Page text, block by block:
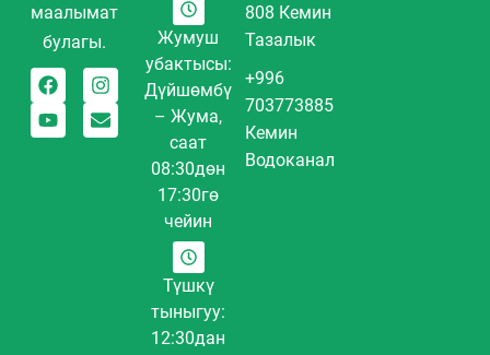
маалымат
булагы.
Жумуш
убактысы:
Дүйшөмбү
– Жума,
саат
08:30дөн
17:30гө
чейин
Түшкү
тыныгуу:
12:30дан
808 Кемин
Тазалык
+996
703773885
Кемин
Водоканал